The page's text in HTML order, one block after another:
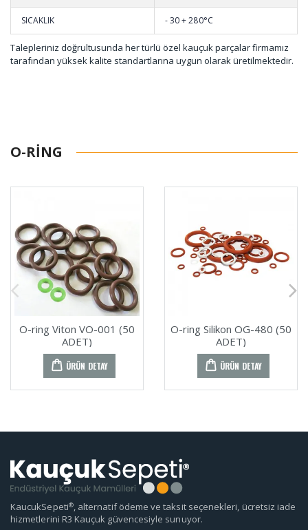
SICAKLIK - 30 + 280°C
Talepleriniz doğrultusunda her türlü özel kauçuk parçalar firmamız
tarafından yüksek kalite standartlarına uygun olarak üretilmektedir.
O-RING
O-ring Viton VO-001 (50
ADET)
ÜRÜN DETAY
O-ring Silikon OG-480 (50
ADET)
ÜRÜN DETAY
KaucukSepeti®, alternatif ödeme ve taksit seçenekleri, ücretsiz iade
hizmetlerini R3 Kauçuk güvencesiyle sunuyor.